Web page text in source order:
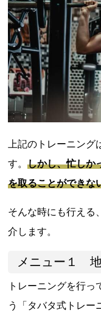
上記のトレーニン
す。しかし、忙しか
を取ることができな
そんな時にも行える
介します。
メニュー１
トレーニングを行
う「タバタ式トレー